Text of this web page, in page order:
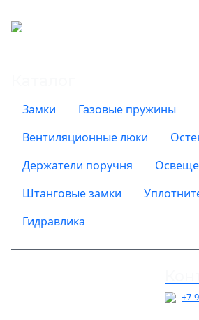
Замки Газовые пружины
Вентиляционные люки
Держатели поручня
Штанговые замки
Гидравлика
+7-